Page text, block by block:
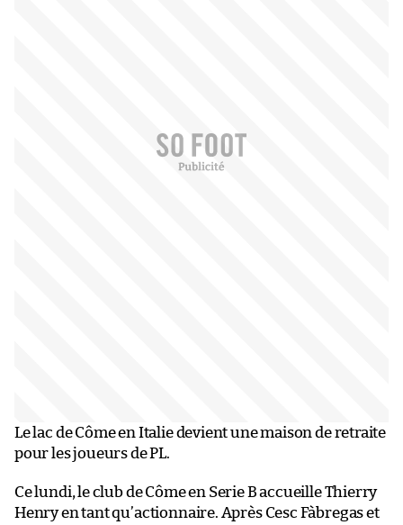
Le lac de Côme en Italie devient une maison de retraite
pour les joueurs de PL.
Ce lundi, le club de Côme en Serie B accueille Thierry
Henry en tant qu’actionnaire. Après Cesc Fàbregas et